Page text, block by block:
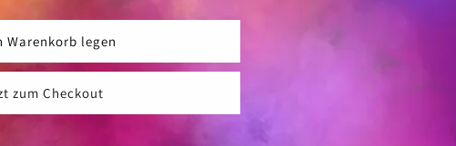
Warenkorb legen
zum Checkout